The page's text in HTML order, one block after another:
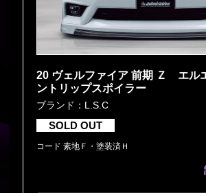
20 ヴェルファイア 前期 Ｚ エル
ントリップスポイラー
ブランド：L.S.C
SOLD OUT
コード 素地Ｆ・塗装済Ｈ